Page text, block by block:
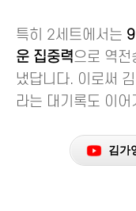
특히 2세트에서는
운 집중력으로 역전
냈답니다. 이로써
라는 대기록도 이
김가